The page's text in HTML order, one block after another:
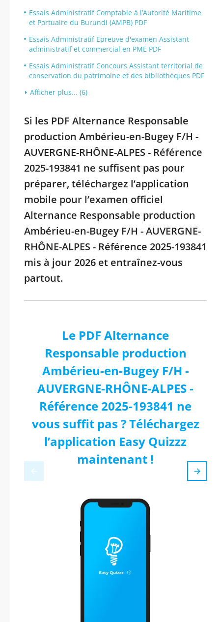
Essais Administratif Comptable à l’Autorité Maritime
et Portuaire du Burundi (AMPB) PDF
Essais Administratif Epreuve d'examen Assistant
administratif et commercial en PME PDF
Essais Administratif Concours Assistant territorial de
conservation du patrimoine et des bibliothèques PDF
Afficher plus... (6)
Si les PDF Alternance Responsable
production Ambérieu-en-Bugey F/H -
AUVERGNE-RHÔNE-ALPES - Référence
2025-193841 ne suffisent pas pour
préparer, téléchargez l’application
mobile pour l’examen officiel
Alternance Responsable production
Ambérieu-en-Bugey F/H - AUVERGNE-
RHÔNE-ALPES - Référence 2025-193841
mis à jour 2026 et entraînez-vous
partout.
Le PDF Alternance
Responsable production
Ambérieu-en-Bugey F/H -
AUVERGNE-RHÔNE-ALPES -
Référence 2025-193841 ne
vous suffit pas ? Téléchargez
l’application Easy Quizzz
maintenant !